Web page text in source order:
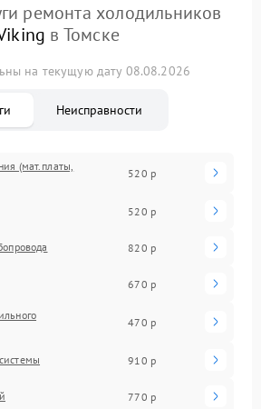
ремонта холодильников
в Томске
на текущую дату 08.08.2026
Неисправности
(мат.платы,
520 р
520 р
820 р
670 р
470 р
910 р
770 р